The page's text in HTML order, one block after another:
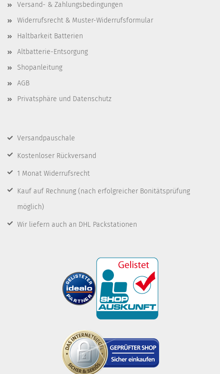
Versand- & Zahlungsbedingungen
Widerrufsrecht & Muster-Widerrufsformular
Haltbarkeit Batterien
Altbatterie-Entsorgung
Shopanleitung
AGB
Privatsphäre und Datenschutz
Versandpauschale
Kostenloser Rückversand
1 Monat Widerrufsrecht
Kauf auf Rechnung (nach erfolgreicher Bonitätsprüfung
möglich)
Wir liefern auch an DHL Packstationen